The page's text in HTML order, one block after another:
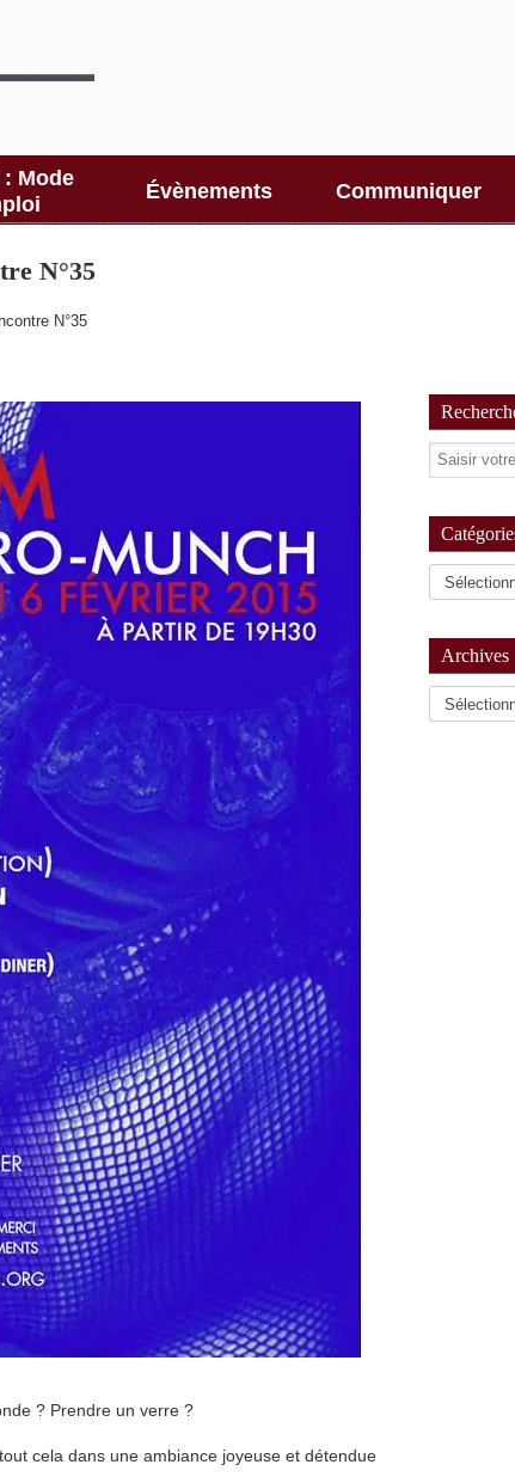
: Mode
Évènements Communiquer
N°35
N°35
? Prendre un verre ?
cela dans une ambiance joyeuse et détendue
Archives
Archives